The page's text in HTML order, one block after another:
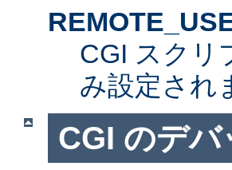
CGI スクリ
み設定され
CGI のデバ